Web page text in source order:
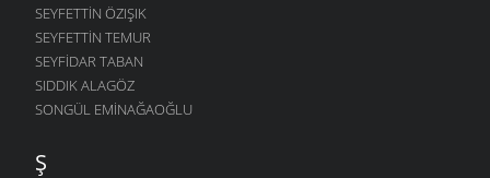
SEYFETTIN ÖZIŞIK
SEYFETTIN TEMUR
SEYFIDAR TABAN
SIDDIK ALAGÖZ
SONGÜL EMINAĞAOĞLU
Ş